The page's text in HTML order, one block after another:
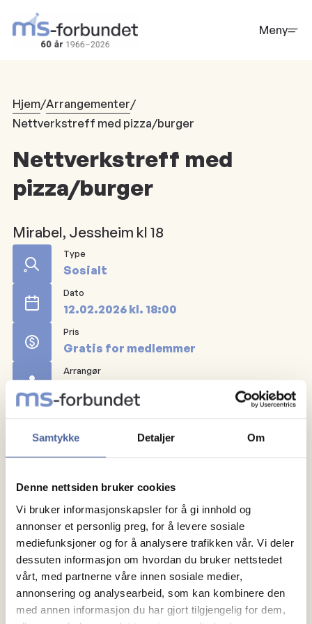
Samtykke Detaljer Om
Denne nettsiden bruker cookies
Vi bruker informasjonskapsler for å gi innhold og
annonser et personlig preg, for å levere sosiale
mediefunksjoner og for å analysere trafikken vår. Vi deler
dessuten informasjon om hvordan du bruker nettstedet
vårt, med partnerne våre innen sosiale medier,
annonsering og analysearbeid, som kan kombinere den
med annen informasjon du har gjort tilgjengelig for dem,
hovedinnhold
Meny
Hjem/Arrangementer/
Nettverkstreff med pizza/burger
Nettverkstreff med
pizza/burger
Mirabel, Jessheim kl 18
Type
Sosialt
Dato
12.02.2026 kl. 18:00
Pris
Gratis for medlemmer
Arrangør
Romerike Ms forening arrangerer treff for sine
Påmelding til Anne Holdhus: 90098654